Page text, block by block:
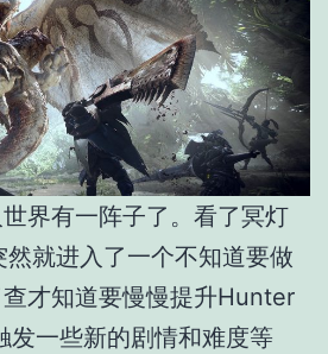
界有一阵子了。看了冥灯
就进入了一个不知道要做
才知道要慢慢提升Hunter
发一些新的剧情和难度等